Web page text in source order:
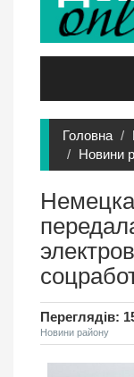
Головна
Новини
Переглядів:
Новини району